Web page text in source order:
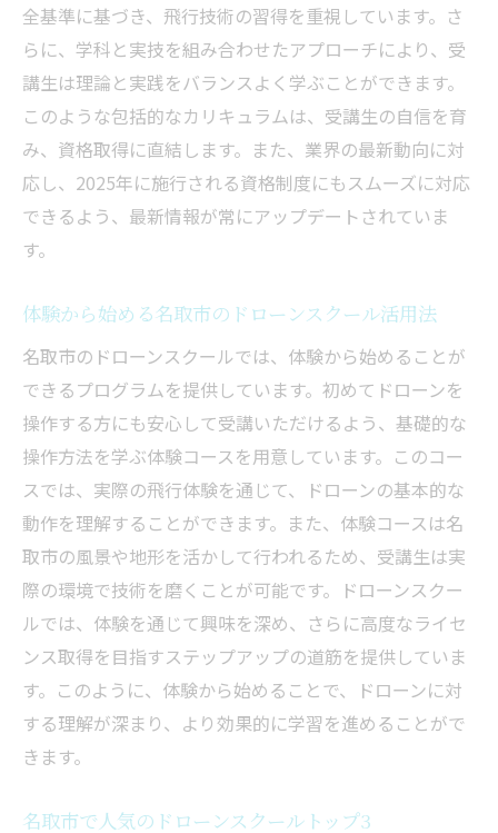
2025年以降の資格取得に役立つドローンス
クールの指導
制度変更について知っておくべきポイント
名取市のドローンスクールが提供する最新
情報
資格制度変更に対応したカリキュラムの魅
力
名取市で効率的に国家資格を取得するためのド
ローンスクールの選び方
失敗しないドローンスクール選びのポイン
ト
名取市のドローンスクールを選ぶ際に確認
すべきこと
費用対効果の高いドローンスクールの見つ
け方
短期間で資格取得を目指すための選択基準
口コミから見る名取市の人気スクール
実績豊富なドローンスクールの特徴
名取市のドローンスクールで効率的に学べる最
新技術とその利点
ンスクール
全基準に基づき、飛行技術の習得を重視しています。さ
らに、学科と実技を組み合わせたアプローチにより、受
講生は理論と実践をバランスよく学ぶことができます。
このような包括的なカリキュラムは、受講生の自信を育
み、資格取得に直結します。また、業界の最新動向に対
応し、2025年に施行される資格制度にもスムーズに対応
できるよう、最新情報が常にアップデートされていま
す。
体験から始める名取市のドローンスクール活用法
名取市のドローンスクールでは、体験から始めることが
できるプログラムを提供しています。初めてドローンを
操作する方にも安心して受講いただけるよう、基礎的な
操作方法を学ぶ体験コースを用意しています。このコー
スでは、実際の飛行体験を通じて、ドローンの基本的な
動作を理解することができます。また、体験コースは名
取市の風景や地形を活かして行われるため、受講生は実
際の環境で技術を磨くことが可能です。ドローンスクー
ルでは、体験を通じて興味を深め、さらに高度なライセ
ンス取得を目指すステップアップの道筋を提供していま
す。このように、体験から始めることで、ドローンに対
する理解が深まり、より効果的に学習を進めることがで
きます。
名取市で人気のドローンスクールトップ3